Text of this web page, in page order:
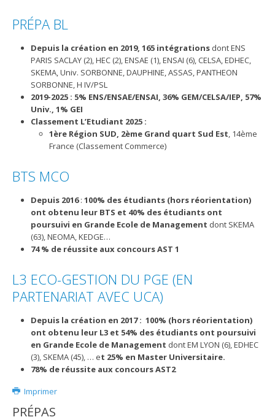
PRÉPA BL
Depuis la création en 2019, 165 intégrations dont ENS
PARIS SACLAY (2), HEC (2), ENSAE (1), ENSAI (6), CELSA, EDHEC,
SKEMA, Univ. SORBONNE, DAUPHINE, ASSAS, PANTHEON
SORBONNE, H IV/PSL
2019-2025 : 5% ENS/ENSAE/ENSAI, 36% GEM/CELSA/IEP, 57%
Univ., 1% GEI
Classement L’Etudiant 2025 :
1ère Région SUD, 2ème Grand quart Sud Est , 14ème
France (Classement Commerce)
BTS MCO
Depuis 2016: 100% des étudiants (hors réorientation)
ont obtenu leur BTS et 40% des étudiants ont
poursuivi en Grande Ecole de Management dont SKEMA
(63), NEOMA, KEDGE…
74 % de réussite aux concours AST 1
L3 ECO-GESTION DU PGE (EN
PARTENARIAT AVEC UCA)
Depuis la création en 2017 : 100% (hors réorientation)
ont obtenu leur L3 et 54% des étudiants ont poursuivi
en Grande Ecole de Management dont EM LYON (6), EDHEC
(3), SKEMA (45), … et 25% en Master Universitaire.
78% de réussite aux concours AST2
Imprimer
PRÉPAS